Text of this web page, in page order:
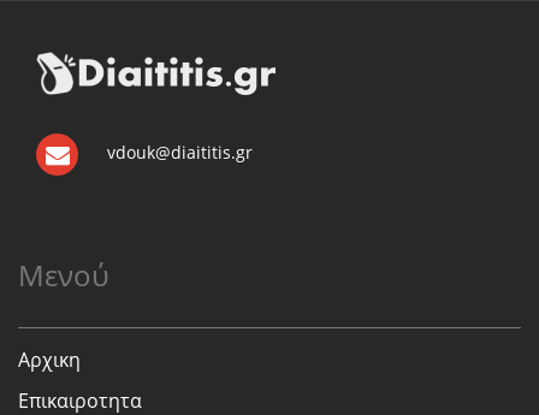
vdouk@diaititis.gr
Μενού
Αρχικη
Επικαιροτητα